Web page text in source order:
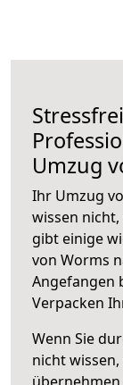
Umzug
Ihr Umzug
wissen nicht,
gibt einige
von Worms
Angefangen
Verpacken
Wenn Sie
nicht